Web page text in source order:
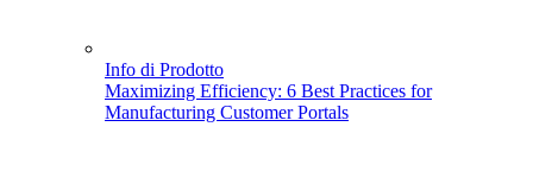
Info di Prodotto
Maximizing Efficiency: 6 Best Practices for
Manufacturing Customer Portals